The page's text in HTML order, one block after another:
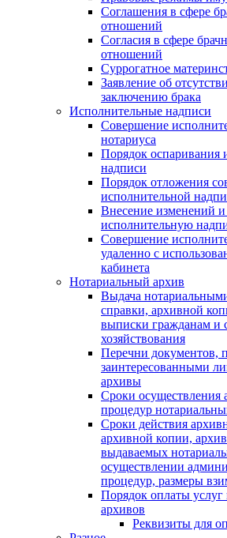
Соглашения в сфере
отношений
Согласия в сфере
отношений
Суррогатное
Заявление об
заключению брака
Исполнительные надписи
Совершение
нотариуса
Порядок оспаривания
надписи
Порядок отложения
исполнительной
Внесение изменений
исполнительную
Совершение
удаленно с
кабинета
Нотариальный архив
Выдача
справки, архивной
выписки гражданам и
хозяйствования
Перечни документов,
заинтересованными
архивы
Сроки осуществления
процедур
Сроки действия
архивной копии,
выдаваемых
осуществлении
процедур, размеры
Порядок оплаты услуг
архивов
Реквизиты для